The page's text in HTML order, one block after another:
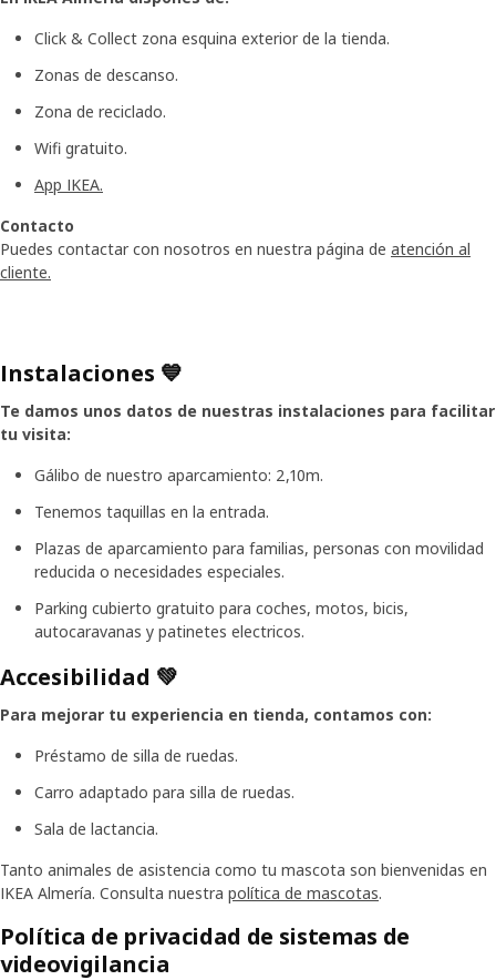
Click & Collect zona esquina exterior de la tienda.
Zonas de descanso.
Zona de reciclado.
Wifi gratuito.
App IKEA.
Contacto
Puedes contactar con nosotros en nuestra página de atención al
cliente.
Instalaciones 💙
Te damos unos datos de nuestras instalaciones para facilitar
tu visita:
Gálibo de nuestro aparcamiento: 2,10m.
Tenemos taquillas en la entrada.
Plazas de aparcamiento para familias, personas con movilidad
reducida o necesidades especiales.
Parking cubierto gratuito para coches, motos, bicis,
autocaravanas y patinetes electricos.
Accesibilidad 💚
Para mejorar tu experiencia en tienda, contamos con:
Préstamo de silla de ruedas.
Carro adaptado para silla de ruedas.
Sala de lactancia.
Tanto animales de asistencia como tu mascota son bienvenidas en
IKEA Almería. Consulta nuestra política de mascotas.
Política de privacidad de sistemas de
videovigilancia